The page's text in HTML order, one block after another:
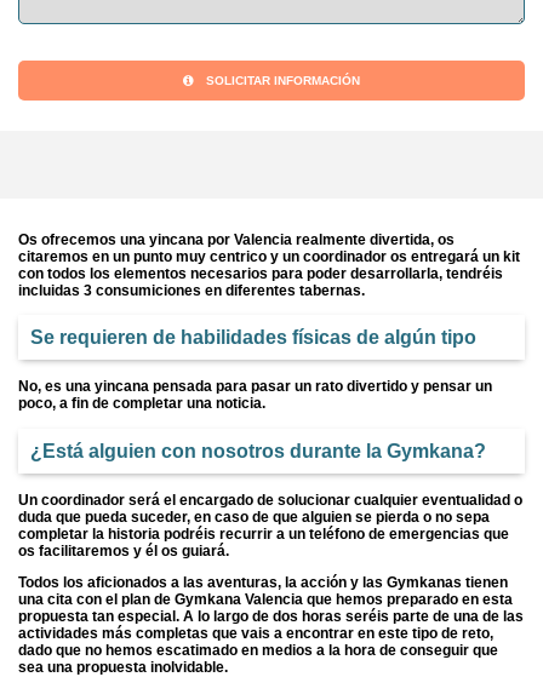
SOLICITAR INFORMACIÓN
Os ofrecemos una yincana por Valencia realmente divertida, os
citaremos en un punto muy centrico y un coordinador os entregará un kit
con todos los elementos necesarios para poder desarrollarla, tendréis
incluidas 3 consumiciones en diferentes tabernas.
Se requieren de habilidades físicas de algún tipo
No, es una yincana pensada para pasar un rato divertido y pensar un
poco, a fin de completar una noticia.
¿Está alguien con nosotros durante la Gymkana?
Un coordinador será el encargado de solucionar cualquier eventualidad o
duda que pueda suceder, en caso de que alguien se pierda o no sepa
completar la historia podréis recurrir a un teléfono de emergencias que
os facilitaremos y él os guiará.
Todos los aficionados a las aventuras, la acción y las Gymkanas tienen
una cita con el plan de Gymkana Valencia que hemos preparado en esta
propuesta tan especial. A lo largo de dos horas seréis parte de una de las
actividades más completas que vais a encontrar en este tipo de reto,
dado que no hemos escatimado en medios a la hora de conseguir que
sea una propuesta inolvidable.